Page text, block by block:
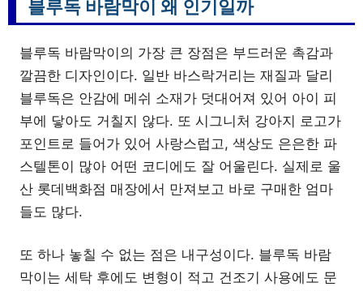
블루독 바람막이 왜 인기일까
블루독 바람막이의 가장 큰 장점은 부드러운 촉감과
깔끔한 디자인이다. 일반 바스락거리는 재질과 달리
블루독은 안감에 메쉬 소재가 덧대어져 있어 아이 피
부에 닿아도 거칠지 않다. 또 시그니처 강아지 로고가
포인트로 들어가 있어 사랑스럽고, 색상도 은은한 파
스텔톤이 많아 어떤 코디에도 잘 어울린다. 실제로 울
산 롯데백화점 매장에서 만져보고 바로 구매한 엄마
들도 많다.
또 하나 놓칠 수 없는 점은 내구성이다. 블루독 바람
막이는 세탁 후에도 변형이 적고 건조기 사용에도 문